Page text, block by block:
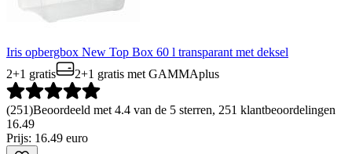
Iris opbergbox New Top Box 60 l transparant met deksel
2+1 gratis
2+1 gratis met GAMMAplus
(251)Beoordeeld met 4.4 van de 5 sterren, 251 klantbeoordelingen
16.49
Prijs: 16.49 euro